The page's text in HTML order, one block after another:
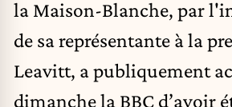
la Maison-Blanche, par
de sa représentante à la
Leavitt, a publiquement
dimanche la BBC d’avoir